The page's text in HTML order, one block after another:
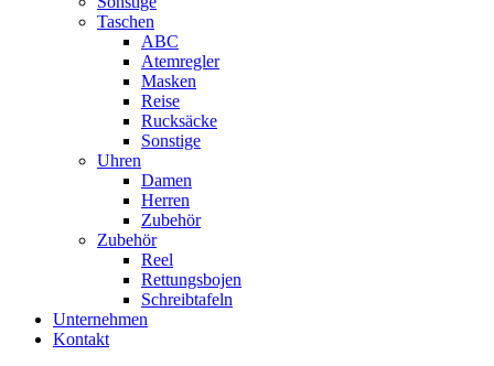
Taschen
ABC
Atemregler
Masken
Reise
Rucksäcke
Sonstige
Uhren
Damen
Herren
Zubehör
Zubehör
Reel
Rettungsbojen
Schreibtafeln
Unternehmen
Kontakt